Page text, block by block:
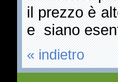
il prezzo è
e siano
« indietro